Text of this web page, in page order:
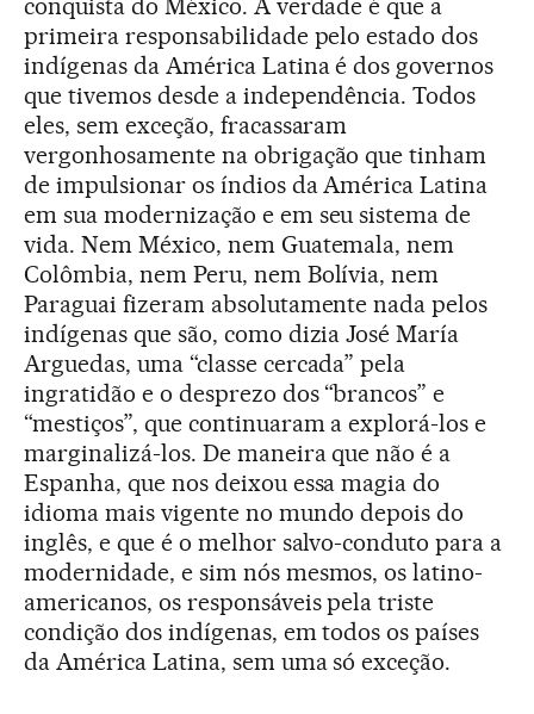
conquista do México. A verdade é que a
primeira responsabilidade pelo estado dos
indígenas da América Latina é dos governos
que tivemos desde a independência. Todos
eles, sem exceção, fracassaram
vergonhosamente na obrigação que tinham
de impulsionar os índios da América Latina
em sua modernização e em seu sistema de
vida. Nem México, nem Guatemala, nem
Colômbia, nem Peru, nem Bolívia, nem
Paraguai fizeram absolutamente nada pelos
indígenas que são, como dizia José María
Arguedas, uma “classe cercada” pela
ingratidão e o desprezo dos “brancos” e
“mestiços”, que continuaram a explorá-los e
marginalizá-los. De maneira que não é a
Espanha, que nos deixou essa magia do
idioma mais vigente no mundo depois do
inglês, e que é o melhor salvo-conduto para a
modernidade, e sim nós mesmos, os latino-
americanos, os responsáveis pela triste
condição dos indígenas, em todos os países
da América Latina, sem uma só exceção.